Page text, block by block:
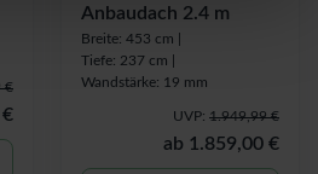
€
Anbaudach 2.4 m
Breite: 453 cm |
Tiefe: 237 cm |
Wandstärke: 19 mm
UVP: 1.949,99 €
ab 1.859,00 €